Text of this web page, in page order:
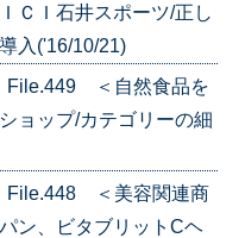
ＣＩ石井スポーツ/正し
入('16/10/21)
File.449 ＜自然食品を
ョップ/カテゴリーの細
File.448 ＜美容関連商
ン、ビタブリットCヘ